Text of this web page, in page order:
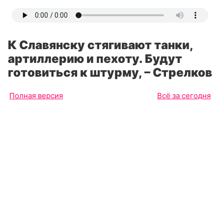
К Славянску стягивают танки,
артиллерию и пехоту. Будут
готовиться к штурму, – Стрелков
Полная версия Всё за сегодня